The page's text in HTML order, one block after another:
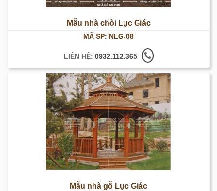
Mẫu nhà chòi Lục Giác
MÃ SP: NLG-08
LIÊN HỆ: 0932.112.365
Mẫu nhà gỗ Lục Giác